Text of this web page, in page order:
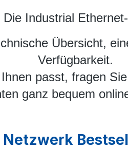
Die Industrial
Übersicht,
Verfügbarkeit.
passt, fragen
ganz bequem
Netzwerk